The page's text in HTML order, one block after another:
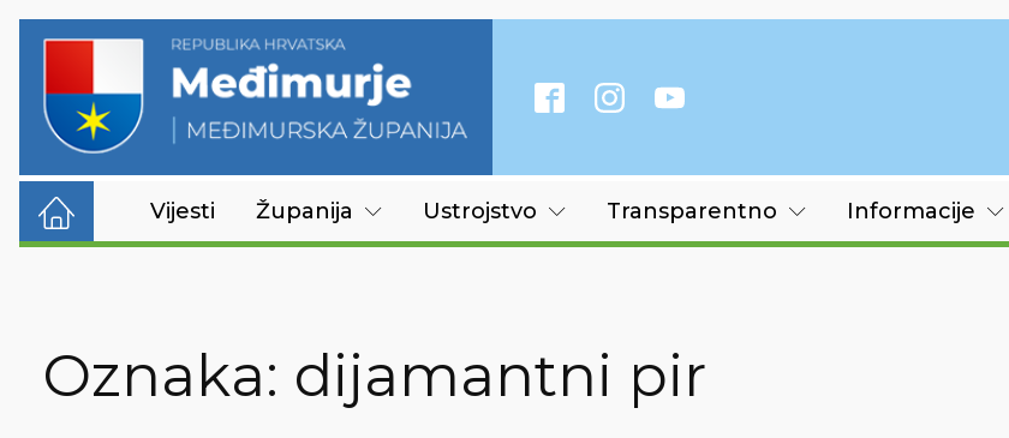
Vijesti Županija Ustrojstvo Transparentno Informacije
Oznaka: dijamantni pir